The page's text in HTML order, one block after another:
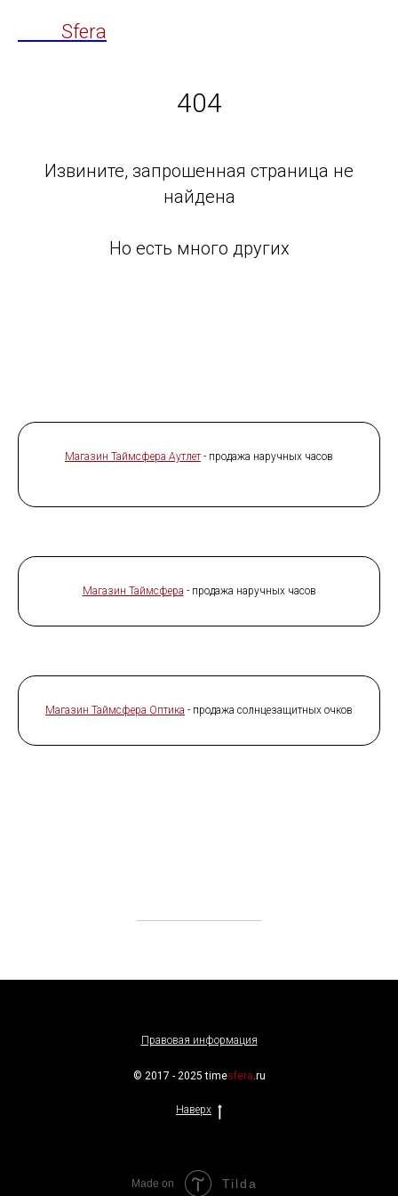
Sfera
404
Извините, запрошенная страница не
найдена
Но есть много других
Магазин Таймсфера Аутлет- продажа наручных часов
Магазин Таймсфера - продажа наручных часов
Магазин Таймcфера Оптика - продажа солнцезащитных очков
Правовая информация
© 2017 - 2025 timesfera.ru
Наверх
Made on Tilda